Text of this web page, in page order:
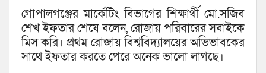
গোপালগঞ্জের মার্কেটিং বিভাগের শিক্ষার্থী মো.সজিব
শেখ ইফতার শেষে বলেন, রোজায় পরিবারের সবাইকে
মিস করি। প্রথম রোজায় বিশ্ববিদ্যালয়ের অভিভাবকের
সাথে ইফতার করতে পেরে অনেক ভালো লাগছে।